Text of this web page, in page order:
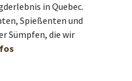
in Quebec.
Spießenten und
Sümpfen, die wir